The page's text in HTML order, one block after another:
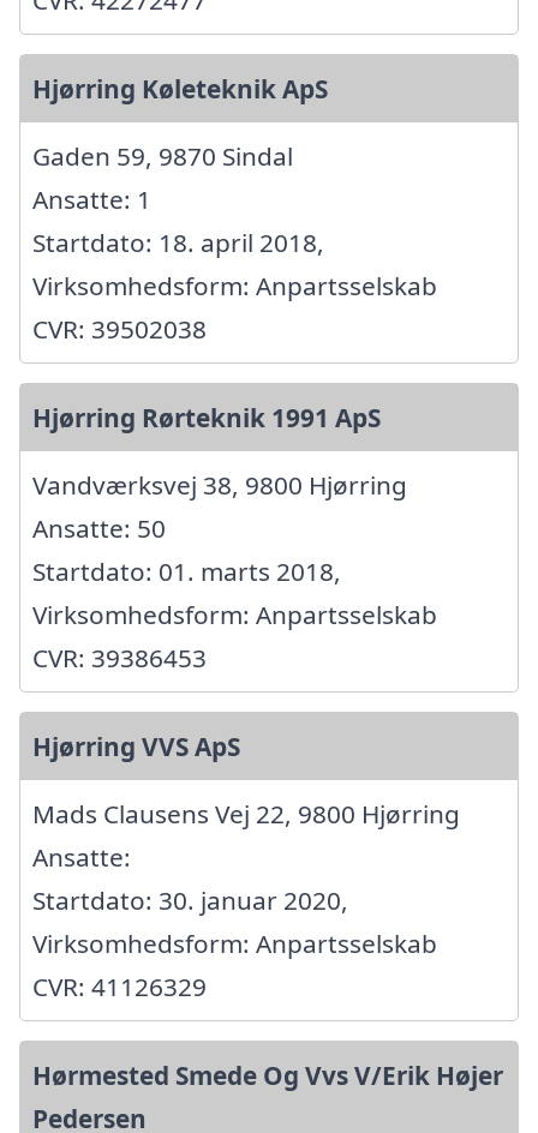
Hjørring Køleteknik ApS
Gaden 59, 9870 Sindal
Ansatte: 1
Startdato: 18. april 2018,
Virksomhedsform: Anpartsselskab
CVR: 39502038
Hjørring Rørteknik 1991 ApS
Vandværksvej 38, 9800 Hjørring
Ansatte: 50
Startdato: 01. marts 2018,
Virksomhedsform: Anpartsselskab
CVR: 39386453
Hjørring VVS ApS
Mads Clausens Vej 22, 9800 Hjørring
Ansatte:
Startdato: 30. januar 2020,
Virksomhedsform: Anpartsselskab
CVR: 41126329
Hørmested Smede Og Vvs V/Erik Højer
Pedersen